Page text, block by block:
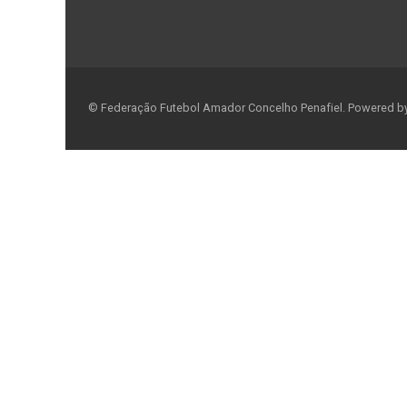
© Federação Futebol Amador Concelho Penafiel. Powered